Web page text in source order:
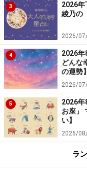
3
2026年
綾乃の
2026/
4
2026年
どんな
の運勢】
2026/
5
2026年
お座」
い】
2026/
ラ